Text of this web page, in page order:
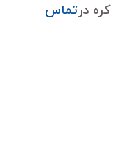
کره درتماس